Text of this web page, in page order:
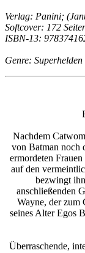
Verlag: Panini;
Softcover: 172
ISBN-13:
Genre: Superhelden
Nachdem
von Batman noch
ermordeten
auf den
bezwingt
anschließenden
Wayne, der zum
seines Alter Egos
Überraschende,